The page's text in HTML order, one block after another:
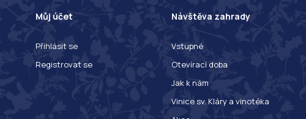
Můj účet
Přihlásit se
Registrovat se
Návštěva zahrady
Vstupné
Otevírací doba
Jak k nám
Vinice sv. Kláry a vinotéka